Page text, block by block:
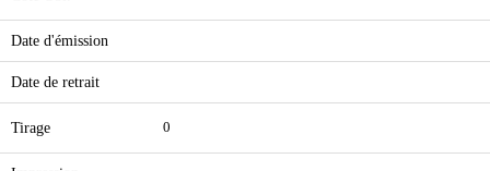
Date d'émission
Date de retrait
Tirage 0